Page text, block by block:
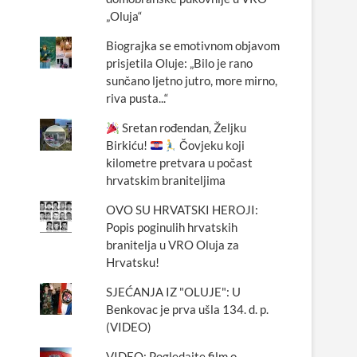
„Oluja“
Biograjka se emotivnom objavom
prisjetila Oluje: „Bilo je rano
sunčano ljetno jutro, more mirno,
riva pusta...“
Sretan rođendan, Željku
Birkiću!
Čovjeku koji
kilometre pretvara u počast
hrvatskim braniteljima
OVO SU HRVATSKI HEROJI:
Popis poginulih hrvatskih
branitelja u VRO Oluja za
Hrvatsku!
SJEĆANJA IZ "OLUJE": U
Benkovac je prva ušla 134. d. p.
(VIDEO)